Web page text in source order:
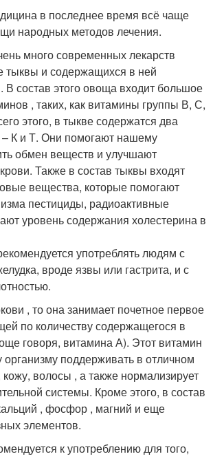
в последнее время всё чаще
народных методов лечения.
много современных лекарств
тыквы и содержащихся в ней
В состав этого овоща входит большое
, таких, как витамины группы В, С,
этого, в тыкве содержатся два
– К и Т. Они помогают нашему
обмен веществ и улучшают
Также в состав тыквы входят
вещества, которые помогают
пестициды, радиоактивные
уровень содержания холестерина в
употреблять людям с
вроде язвы или гастрита, и с
, то она занимает почетное первое
по количеству содержащегося в
говоря, витамина А). Этот витамин
поддерживать в отличном
кожу, волосы , а также нормализирует
системы. Кроме этого, в состав
, фосфор , магний и еще
элементов.
к употреблению для того,